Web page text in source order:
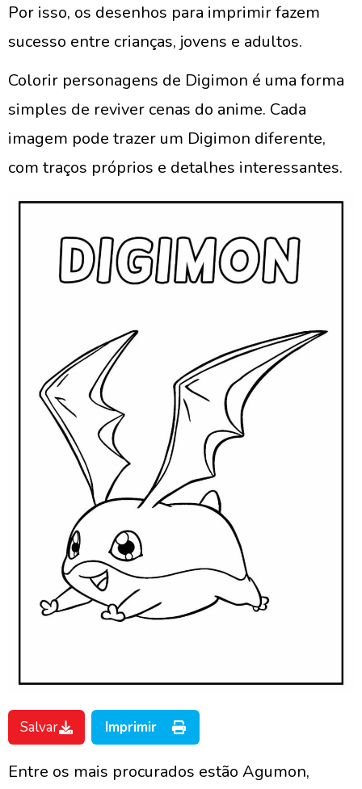
Por isso, os desenhos para imprimir fazem
sucesso entre crianças, jovens e adultos.
Colorir personagens de Digimon é uma forma
simples de reviver cenas do anime. Cada
imagem pode trazer um Digimon diferente,
com traços próprios e detalhes interessantes.
Salvar Imprimir
Entre os mais procurados estão Agumon,